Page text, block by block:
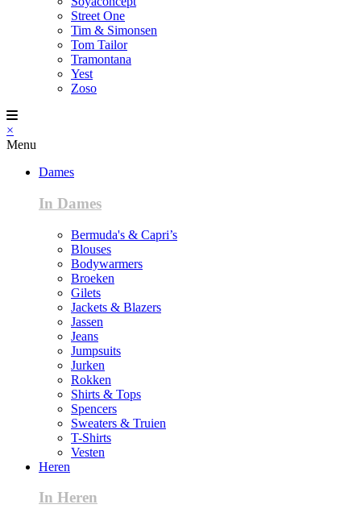
Street One
Tim & Simonsen
Tom Tailor
Tramontana
Yest
Zoso
×
Menu
Dames
In Dames
Bermuda's & Capri’s
Blouses
Bodywarmers
Broeken
Gilets
Jackets & Blazers
Jassen
Jeans
Jumpsuits
Jurken
Rokken
Shirts & Tops
Spencers
Sweaters & Truien
T-Shirts
Vesten
Heren
In Heren